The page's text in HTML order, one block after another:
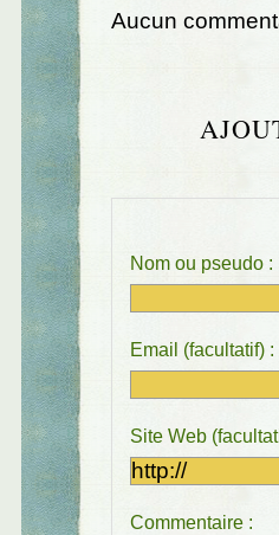
Aucun
Nom ou pseudo :
Email (facultatif) :
Site Web
Commentaire :